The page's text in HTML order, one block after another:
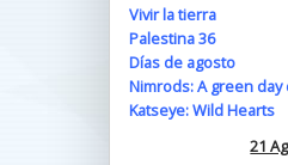
Vivir la tierra
Palestina 36
Días de agosto
Nimrods: A green day
Katseye: Wild Hearts
21